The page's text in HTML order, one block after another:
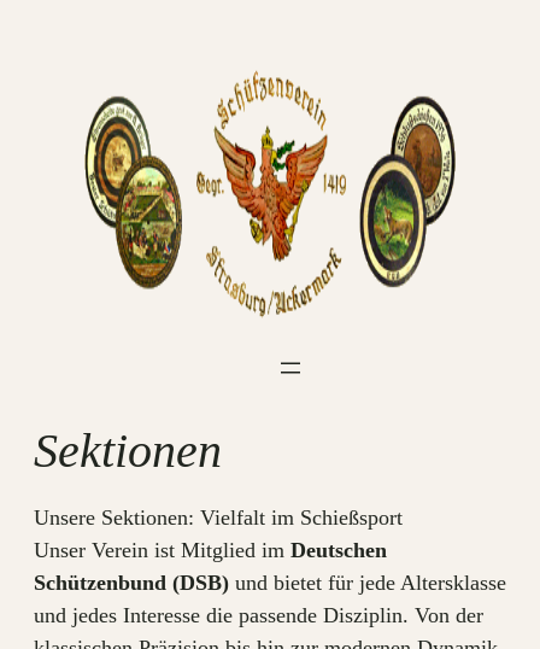
Sektionen
Unsere Sektionen: Vielfalt im Schießsport
Unser Verein ist Mitglied im Deutschen
Schützenbund (DSB) und bietet für jede Altersklasse
und jedes Interesse die passende Disziplin. Von der